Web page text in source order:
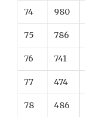
74 980
75 786
76 741
77 474
78 486